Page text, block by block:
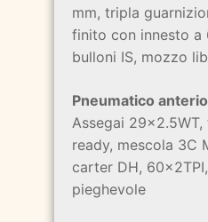
mm, tripla
finito con innesto a
bulloni IS, mozzo
Pneumatico
Assegai 29x2.5WT,
ready, mescola 3C
carter DH,
pieghevole